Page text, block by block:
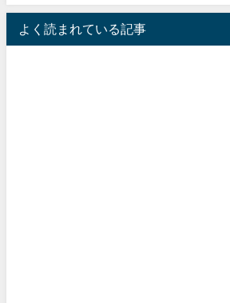
よく読まれている記事